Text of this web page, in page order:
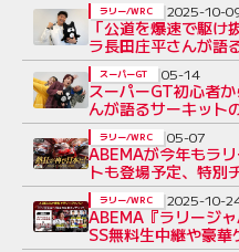
「公道を爆速で駆け
ラ長田庄平さんが語
してクルマの魅力
ラリー/WRC 2025-10-
スーパーGT初心者
んが語るサーキット
敬意
スーパーGT 05-14
ABEMAが今年もラ
トも登場予定、特別
ラリー/WRC 05-07
ABEMA『ラリージ
SS無料生中継や豪
ラリー/WRC 2025-10-